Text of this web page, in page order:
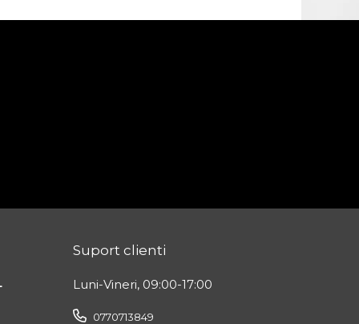
Suport clienti
Luni-Vineri, 09:00-17:00
0770713849